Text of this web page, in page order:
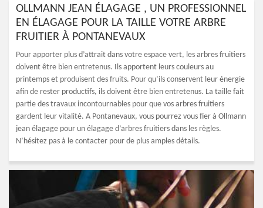
OLLMANN JEAN ÉLAGAGE , UN PROFESSIONNEL
EN ÉLAGAGE POUR LA TAILLE VOTRE ARBRE
FRUITIER À PONTANEVAUX
Pour apporter plus d’attrait dans votre espace vert, les arbres fruitiers
doivent être bien entretenus. Ils apportent leurs couleurs au
printemps et produisent des fruits. Pour qu’ils conservent leur énergie
afin de rester productifs, ils doivent être bien entretenus. La taille fait
partie des travaux incontournables pour que vos arbres fruitiers
gardent leur vitalité. A Pontanevaux, vous pourrez vous fier à Ollmann
jean élagage pour un élagage d’arbres fruitiers dans les règles.
N’hésitez pas à le contacter pour de plus amples détails.